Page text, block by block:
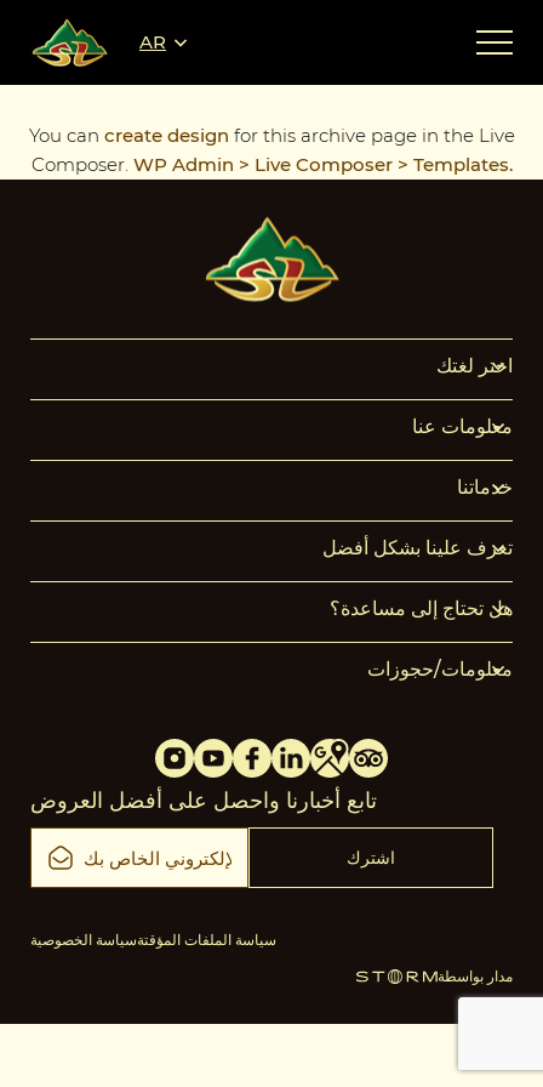
AR
You can create design for this archive page in the Live
Composer. WP Admin > Live Composer > Templates.
اختر لغتك
معلومات عنا
خدماتنا
تعرف علينا بشكل أفضل
هل تحتاج إلى مساعدة؟
معلومات/حجوزات
تابع أخبارنا واحصل على أفضل العروض
سياسة الخصوصيةسياسة الملفات المؤقتة
مدار بواسطة